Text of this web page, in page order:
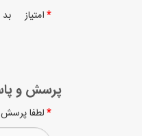
امتیازبد
پرسش و
لطفا پرسش